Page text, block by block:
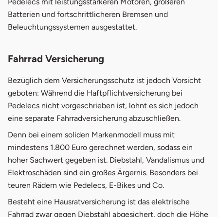
Batterien und fortschrittlicheren Bremsen und
Beleuchtungssystemen ausgestattet.
Fahrrad Versicherung
Bezüglich dem Versicherungsschutz ist jedoch Vorsicht
geboten: Während die Haftpflichtversicherung bei
Pedelecs nicht vorgeschrieben ist, lohnt es sich jedoch
eine separate Fahrradversicherung abzuschließen.
Denn bei einem soliden Markenmodell muss mit
mindestens 1.800 Euro gerechnet werden, sodass ein
hoher Sachwert gegeben ist. Diebstahl, Vandalismus und
Elektroschäden sind ein großes Ärgernis. Besonders bei
teuren Rädern wie Pedelecs, E-Bikes und Co.
Besteht eine Hausratversicherung ist das elektrische
Fahrrad zwar gegen Diebstahl abgesichert, doch die Höhe